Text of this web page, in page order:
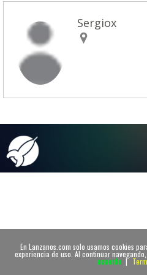
En Lanzanos.com solo usamos cookies
experiencia de uso. Al continuar
acuerdo |
Sergiox